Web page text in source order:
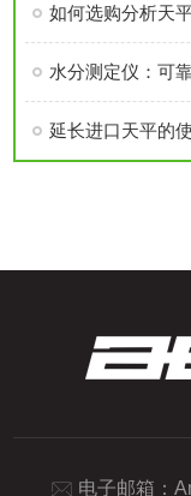
如何选购分析天
水分测定仪：可
延长进口天平的
电子邮箱：